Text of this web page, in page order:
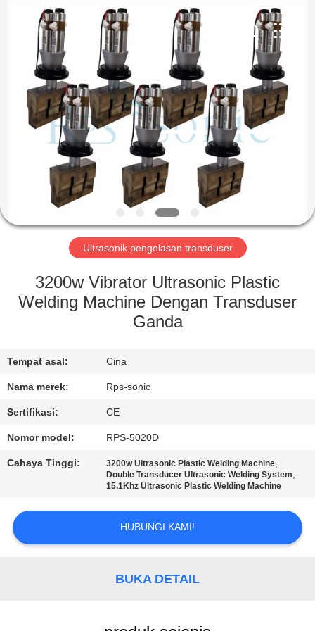
RUMAH
PRODUK
TENTANG
TUR
PABRIK
KONTROL
HUBUNGI
KAMI
BERITA
SITEMAP
Ultrasonik pengelasan transduser
3200w Vibrator Ultrasonic Plastic
Welding Machine Dengan Transduser
Ganda
Tempat asal: Cina
Nama merek: Rps-sonic
Sertifikasi: CE
Nomor model: RPS-5020D
Cahaya Tinggi: 3200w Ultrasonic Plastic Welding Machine,
Double Transducer Ultrasonic Welding System,
15.1Khz Ultrasonic Plastic Welding Machine
HUBUNGI KAMI!
BUKA DETAIL